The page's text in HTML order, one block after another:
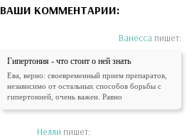
ВАШИ КОММЕНТАРИИ:
Ванесса пишет:
Гипертония - что стоит о ней знать
Ева, верно: своевременный прием препаратов,
независимо от остальных способов борьбы с
гипертонией, очень важен. Равно
Нелли пишет: